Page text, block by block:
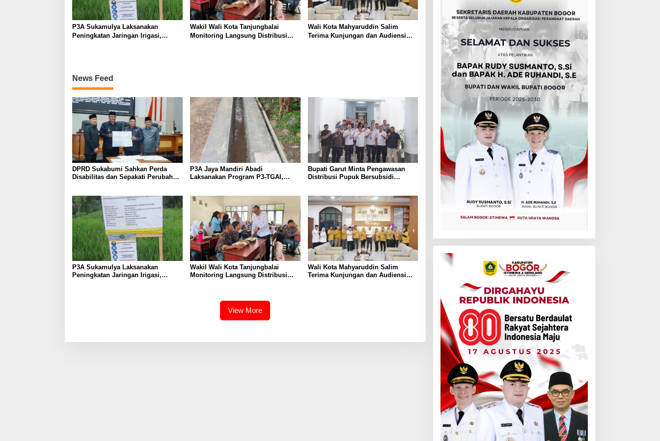
P3A Sukamulya Laksanakan
Peningkatan Jaringan Irigasi,
Wakil Wali Kota Tanjungbalai
Monitoring Langsung Distribusi
Wali Kota Mahyaruddin Salim
Terima Kunjungan dan Audiensi
News Feed
DPRD Sukabumi Sahkan Perda
Disabilitas dan Sepakati Perubahan
P3A Jaya Mandiri Abadi
Laksanakan Program P3-TGAI,
Bupati Garut Minta Pengawasan
Distribusi Pupuk Bersubsidi
P3A Sukamulya Laksanakan
Peningkatan Jaringan Irigasi,
Wakil Wali Kota Tanjungbalai
Monitoring Langsung Distribusi
Wali Kota Mahyaruddin Salim
Terima Kunjungan dan Audiensi
View More